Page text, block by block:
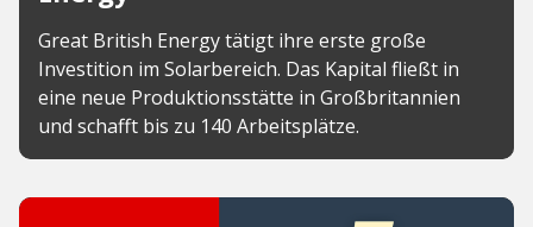
Great British Energy tätigt ihre erste große
Investition im Solarbereich. Das Kapital fließt in
eine neue Produktionsstätte in Großbritannien
und schafft bis zu 140 Arbeitsplätze.